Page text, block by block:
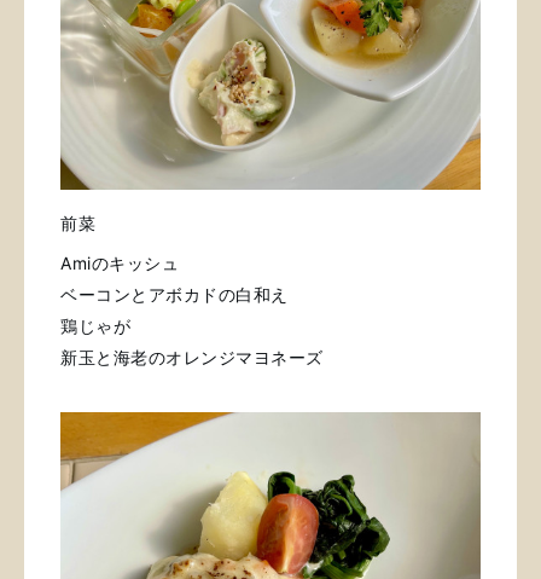
前菜
Amiのキッシュ
ベーコンとアボカドの白和え
鶏じゃが
新玉と海老のオレンジマヨネーズ